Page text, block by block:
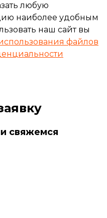
любую
наиболее удобным
наш сайт вы
файлов
свяжемся